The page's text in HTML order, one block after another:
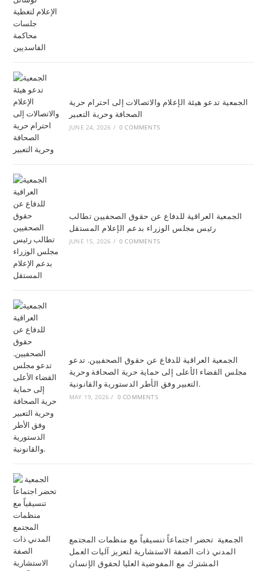
الجمعية تدعو هيئة الإعلام والاتصالات إلى احترام حرية
الصحافة وحرية التعبير
JUNE 24, 2026 / 0 COMMENTS
الجمعية العراقية للدفاع عن حقوق الصحفيين تطالب
رئيس مجلس الوزراء بدعم الإعلام المستقل
JUNE 15, 2026 / 0 COMMENTS
الجمعية العراقية للدفاع عن حقوق الصحفيين. تدعو
مجلس القضاء الأعلى إلى حماية حرية الصحافة وحرية
التعبير وفق الأطر الدستورية والقانونية.
MAY 19, 2026 / 0 COMMENTS
الجمعية تحضر اجتماعاً تنسيقياً مع منظمات المجتمع
المدني ذات الصفة الاستشارية لتعزيز آليات العمل